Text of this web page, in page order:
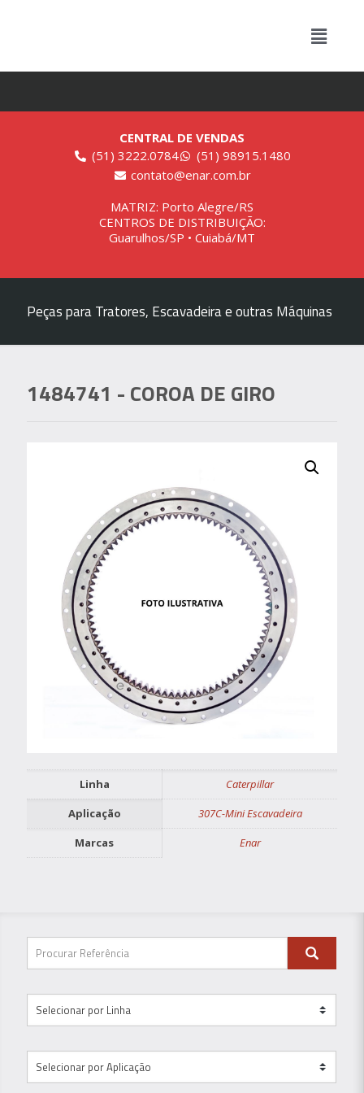
CENTRAL DE VENDAS
(51) 3222.0784
(51) 98915.1480
contato@enar.com.br
MATRIZ: Porto Alegre/RS
CENTROS DE DISTRIBUIÇÃO:
Guarulhos/SP • Cuiabá/MT
Peças para Tratores, Escavadeira e outras Máquinas
1484741 - COROA DE GIRO
Linha
Caterpillar
Aplicação
307C-Mini Escavadeira
Marcas
Enar